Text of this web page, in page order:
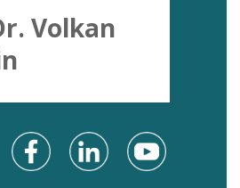
Volkan